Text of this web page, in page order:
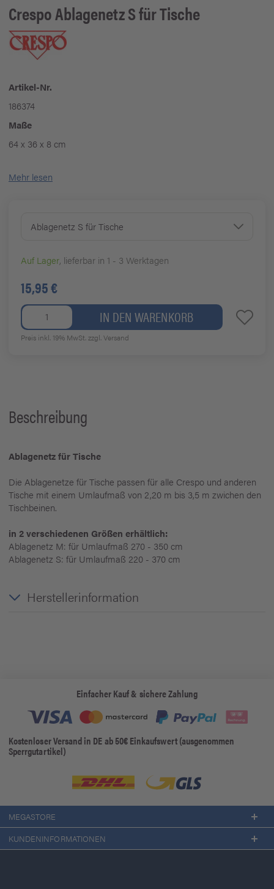
CrespoAblagenetz S für Tische
Artikel-Nr.
186374
Maße
64 x 36 x 8 cm
Mehr lesen
Ablagenetz S für Tische
Auf Lager, lieferbar in 1 - 3 Werktagen
15,95 €
IN DEN WARENKORB
Preis inkl. 19% MwSt.zzgl. Versand
Beschreibung
Ablagenetz für Tische
Die Ablagenetze für Tische passen für alle Crespo und anderen
Tische mit einem Umlaufmaß von 2,20 m bis 3,5 m zwichen den
Tischbeinen.
in 2 verschiedenen Größen erhältlich:
Ablagenetz M: für Umlaufmaß 270 - 350 cm
Ablagenetz S: für Umlaufmaß 220 - 370 cm
Herstellerinformation
Einfacher Kauf & sichere Zahlung
Kostenloser Versand in DE ab 50€ Einkaufswert (ausgenommen
Sperrgutartikel)
MEGASTORE
KUNDENINFORMATIONEN